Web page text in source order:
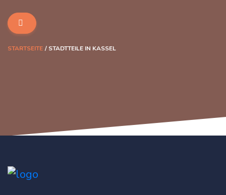
STARTSEITE STADTTEILE IN KASSEL